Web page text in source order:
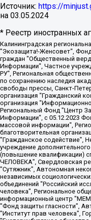
Источник: https://
на 03.05.2024
* Реестр иностранных
Калининградская региональная общественная организация "Экозащита!-Женсовет", Фонд содействия защите прав и свобод граждан "Общественный вердикт", Фонд "Институт Развития Свободы Информации", Частное учреждение "Информационное агентство МЕМО. РУ", Региональная общественная организация "Общественная комиссия по сохранению наследия академика Сахарова", Фонд поддержки свободы прессы, Санкт-Петербургская общественная правозащитная организация "Гражданский контроль", Межрегиональная общественная организация "Информационно-просветительский центр "Мемориал", Региональный Фонд "Центр Защиты Прав Средств Массовой Информации", с 05.12.2023 Фонд "Центр Защиты Прав Средств массовой информации", Региональная общественная благотворительная организация помощи беженцам и мигрантам "Гражданское содействие", Негосударственное образовательное учреждение дополнительного профессионального образования (повышение квалификации) специалистов "АКАДЕМИЯ ПО ПРАВАМ ЧЕЛОВЕКА", Свердловская региональная общественная организация "Сутяжник", Автономная некоммерческая организация "Центр независимых социологических исследований", Союз общественных объединений "Российский исследовательский центр по правам человека", Региональное общественное учреждение научно-информационный центр "МЕМОРИАЛ", Некоммерческая организация "Фонд защиты гласности", Автономная некоммерческая организация "Институт прав человека", Городская общественная организация "Екатеринбургское общество "МЕМОРИАЛ", Городская общественная организация "Рязанское историко-просветительское и правозащитное общество "Мемориал" (Рязанский Мемориал), Челябинский региональный орган общественной самодеятельности – женское общественное объединение "Женщины Евразии", Челябинский региональный орган общественной самодеятельности "Уральская правозащитная группа", Фонд содействия защите здоровья и социальной справедливости имени Андрея Рылькова, Автономная Некоммерческая Организация "Аналитический Центр Юрия Левады", Автономная некоммерческая организация социальной поддержки населения "Проект Апрель", Региональная общественная организация помощи женщинам и детям, находящимся в кризисной ситуации "Информационно-методический центр "Анна", Фонд содействия развитию массовых коммуникаций и правовому просвещению "Так-так-Так", Фонд содействия устойчивому развитию "Серебряная тайга", Свердловский региональный общественный фонд социальных проектов "Новое время", "Idel.Реалии", Кавказ.Реалии, Крым.Реалии, Телеканал Настоящее Время, Татаро-башкирская служба Радио Свобода (Azatliq Radiosi), Радио Свободная Европа/Радио Свобода (PCE/PC), "Сибирь.Реалии", "Фактограф", Благотворительный фонд помощи осужденным и их семьям, Автономная некоммерческая организация "Институт глобализации и социальных движений", Фонд "В защиту прав заключенных", Частное учреждение "Центр поддержки и содействия развитию средств массовой информации", Пензенский региональный общественный благотворительный фонд "Гражданский союз", "Север.Реалии", Некоммерческая организация Фонд "Правовая инициатива", Общество с ограниченной ответственностью "Радио Свободная Европа/Радио Свобода", Чешское информационное агентство "MEDIUM-ORIENT", Красноярская региональная общественная организация "Мы против СПИДа", Камалягин Денис Николаевич, Маркелов Сергей Евгеньевич, Пономарев Лев Александрович, Савицкая Людмила Алексеевна, Автономная некоммерческая организация "Центр по работе с проблемой насилия "НАСИЛИЮ.НЕТ", Межрегиональный профессиональный союз работников здравоохранения "Альянс врачей", Юридическое лицо, зарегистрированное в Латвийской Республике, SIA "Medusa Project" (регистрационный номер 40103797863, дата регистрации 10.06.2014), Некоммерческая организация "Фонд по борьбе с коррупцией", Автономная некоммерческая организация "Институт права и публичной политики", Баданин Роман Сергеевич, Гликин Максим Александрович, Железнова Мария Михайловна, Лукьянова Юлия Сергеевна, Маетная Елизавета Витальевна, Маняхин Петр Борисович, Чуракова Ольга Владимировна, Ярош Юлия Петровна, Юридическое лицо "The Insider SIA", зарегистрированное в Риге, Латвийская Республика (дата регистрации 26.06.2015), являющееся администратором доменного имени интернет-издания "The Insider SIA", https://theins.ru, Постернак Алексей Евгеньевич, Рубин Михаил Аркадьевич, Анин Роман Александрович, Юридическое лицо Istories fonds, зарегистрированное в Латвийской Республике (регистрационный номер 50008295751, дата регистрации 24.02.2020), Великовский Дмитрий Александрович, Долинина Ирина Николаевна, Мароховская Алеся Алексеевна, Шлейнов Роман Юрьевич, Шмагун Олеся Валентиновна, Общество с ограниченной ответственностью "Альтаир 2021", Общество с ограниченной ответственностью "Вега 2021", Общество с ограниченной ответственностью "Главный редактор 2021", Общество с ограниченной ответственностью "Ромашки монолит", Важенков Артем Валерьевич, Ивановская областная общественная организация "Центр